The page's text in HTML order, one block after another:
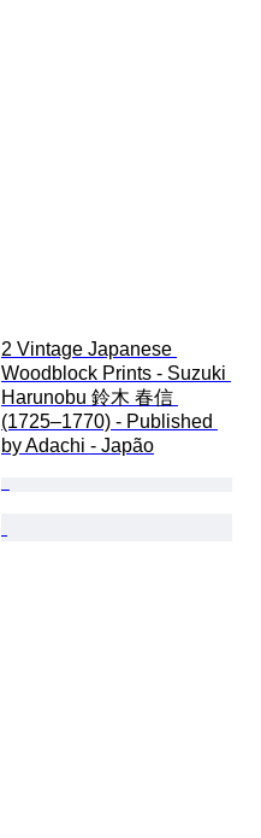
2 Vintage Japanese
Woodblock Prints - Suzuki
Harunobu 鈴木 春信
(1725–1770) - Published
by Adachi - Japão